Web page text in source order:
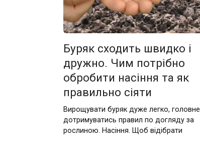
Буряк сходить швидко і
дружно. Чим потрібно
обробити насіння та як
правильно сіяти
Вирощувати буряк дуже легко, головне
дотримуватись правил по догляду за
рослиною. Насіння. Щоб відібрати